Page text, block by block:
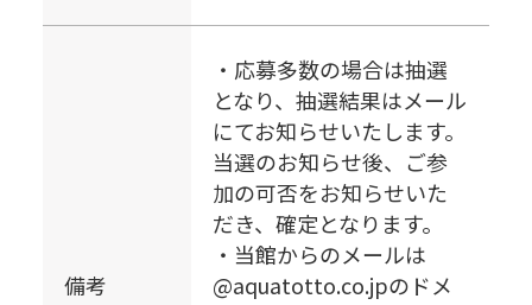
備考
・応募多数の場合は抽選
となり、抽選結果はメール
にてお知らせいたします。
当選のお知らせ後、ご参
加の可否をお知らせいた
だき、確定となります。
・当館からのメールは
@aquatotto.co.jpのドメ